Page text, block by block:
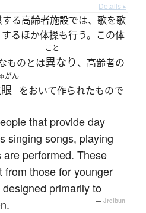
Details ▸
る高齢者施設では、歌を歌
るほか体操も行う。この体
ものとは
こと
異なり、高齢者の
がん
をおいて作られたもので
that provide day
singing songs, playing
performed. These
from those for younger
primarily to
— Jreibun